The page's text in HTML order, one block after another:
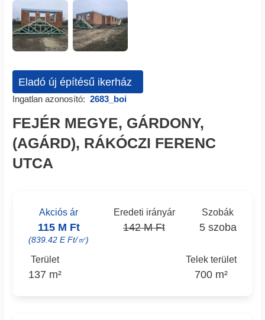
Eladó új építésű ikerház
Ingatlan azonosító: 2683_boi
FEJÉR MEGYE, GÁRDONY,
(AGÁRD), RÁKÓCZI FERENC
UTCA
Akciós ár
115 M Ft
(839.42 E Ft/㎡)
Eredeti irányár
142 M Ft
Szobák
5 szoba
Terület
137 m²
Telek terület
700 m²